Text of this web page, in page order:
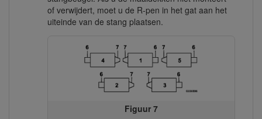
of verwijdert, moet u de R-pen in het gat aan het
uiteinde van de stang plaatsen.
Figuur 7